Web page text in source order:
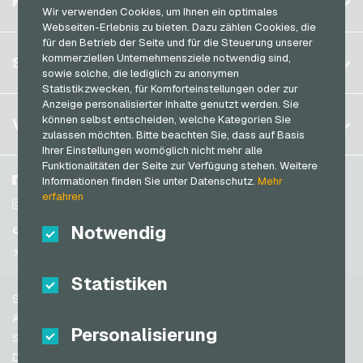
Wir verwenden Cookies, um Ihnen ein optimales
Webseiten-Erlebnis zu bieten. Dazu zählen Cookies, die
für den Betrieb der Seite und für die Steuerung unserer
kommerziellen Unternehmensziele notwendig sind,
sowie solche, die lediglich zu anonymen
Statistikzwecken, für Komforteinstellungen oder zur
Anzeige personalisierter Inhalte genutzt werden. Sie
können selbst entscheiden, welche Kategorien Sie
zulassen möchten. Bitte beachten Sie, dass auf Basis
Ihrer Einstellungen womöglich nicht mehr alle
Funktionalitäten der Seite zur Verfügung stehen. Weitere
Informationen finden Sie unter Datenschutz.Mehr
erfahren
Notwendig
Statistiken
Personalisierung
RTL+ Geschenkkarten
Saturn Geschenkkarten
SB-Tankstelle Geschenkkarten
Shell Geschenkkarten
Shop-Apotheke Geschenkkarten
Spotify Premium Geschenkkarten
Thalia Geschenkkarten
TikTok Geschenkkarten
toom Geschenkkarten
World of Sweets Geschenkkarten
Zalando Geschenkkarten
Transcash Bezahlkarten
Brasilien
Deutschland (DE)
Deutschland (EN)
Frankreich
Italien
Niederlande
Österreich
Portugal
Schweiz (DE)
Schweiz (IT)
USA (EN)
Registrieren
Anmelden
Mein Warenkorb
SERVICE
FAQ
Zahlungsmethoden
&Widerrufsrecht
Datenschutzrichtlinien
VGO-SHOP
Über uns
Blog
Partner
Facebook
Instagram
TikTok
Support
AGB
Sicherheit & Verifikation
Datenschutzrichtlinien